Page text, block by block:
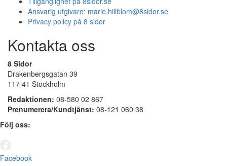
Ansvarig utgivare: marie.hillblom@8sidor.se
Privacy policy på 8 sidor
Kontakta oss
8 Sidor
Drakenbergsgatan 39
117 41 Stockholm
Redaktionen: 08-580 02 867
Prenumerera/Kundtjänst: 08-121 060 38
Följ oss:
Facebook